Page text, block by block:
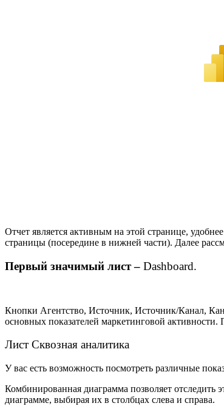
Отчет является активным на этой странице,
страницы (посередине в нижней части). Далее
Первый значимый лист – Dashboard.
Кнопки Агентство, Источник, Источник/Канал,
основных показателей маркетинговой
Лист Сквозная аналитика
У вас есть возможность посмотреть различные
Комбинированная диаграмма позволяет отследить
диаграмме, выбирая их в столбцах слева и справа.